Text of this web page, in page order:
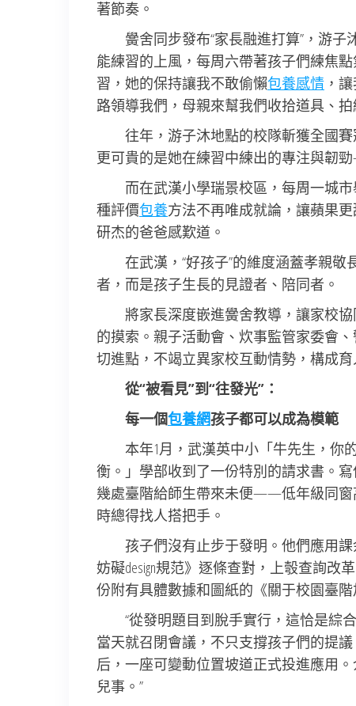
著節奏。
黌舍同步發布“家長融進打算”，游子
能練習的上風，每周六帶著孩子們練焦
習，她的保持讓我不敢偷懶包養感情 ，
路領導我們，母親來幫我們收拾道具、
往年，游子沐地點的校隊斬獲全國
更可貴的是她在練習中練出的專注與韌
而在武漢小學瑞景校區，每周一城
種評價包養方法不再唯成就論，讓蘋果
研杰的爸爸感歎道。
在武漢，“好孩子”的維度涵蓋孝親
者，而是孩子生長的見證者、陪同者。
將家長深度嵌進黌舍教導，讓家校協
的摸索。親子活動會、炊事監管家委會、
切進點，不竭立異家校互動情勢，構成育
從“被看見”到“往發光”：
每一個包養網孩子都可以成為模範
本年1月，武漢英中小「牛先生，你
衡。」學部收到了一份特別的請求書。
幾處臺階給師生帶來未便——低年級同窗
時總得找人搭把手。
孩子們沒有止步于發明。他們應用
妨礙design規范》逐條查對，上彀查詢
份附有具體數據和圖紙的《關于校園臺
“從發明題目到脫手實行，這恰是綜
當天就召閉會議，不只支撐孩子們的提
后，一座可變動位置坡道正式投進應用
兒事。”